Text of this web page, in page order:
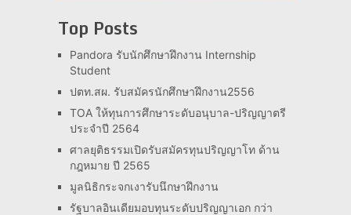
Top Posts
Pandora รับนักศึกษาฝึกงาน Internship
Student
ปตท.สผ. รับสมัครนักศึกษาฝึกงาน2556
TOA ให้ทุนการศึกษาระดับอนุบาล-ปริญญาตรี
ประจำปี 2564
ศาลยุติธรรมเปิดรับสมัครทุนปริญญาโท ด้าน
กฎหมาย ปี 2565
มูลนิธิกระจกเงารับนึกษาฝึกงาน
รัฐบาลอินเดียมอบทุนระดับปริญญาเอก กว่า